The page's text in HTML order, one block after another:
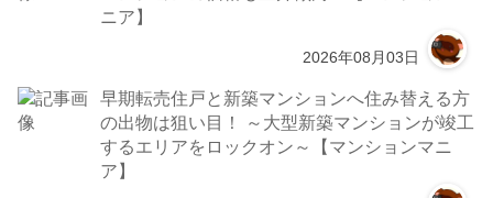
ニア】
2026年08月03日
早期転売住戸と新築マンションへ住み替える方
の出物は狙い目！ ～大型新築マンションが竣工
するエリアをロックオン～【マンションマニ
ア】